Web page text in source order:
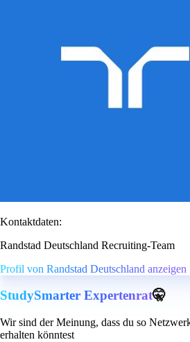
Kontaktdaten:
Randstad Deutschland Recruiting-Team
Profil von Randstad Deutschland anzeigen
StudySmarter Expertenrat🤫
Wir sind der Meinung, dass du so
erhalten könntest